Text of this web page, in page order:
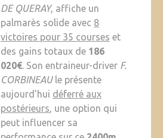
DE QUERAY, affiche un
palmarès solide avec 8
victoires pour 35 courses et
des gains totaux de 186
020€. Son entraineur-driver F.
CORBINEAUle présente
aujourd’hui déferré aux
postérieurs, une option qui
peut influencer sa